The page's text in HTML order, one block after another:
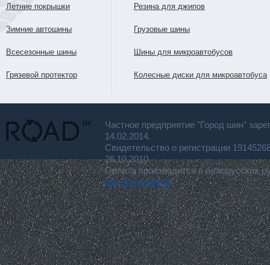
Летние покрышки
Зимние автошины
Всесезонные шины
Грязевой протектор
Резина для джипов
Грузовые шины
Шины для микроавтобусов
Колесные диски для микроавтобуса
Частное предприятие "Город шин"
14.02.2014.
Свидетельство о регистрации
26.10.2010.
Оплата производится в белорусских
для покупателя.